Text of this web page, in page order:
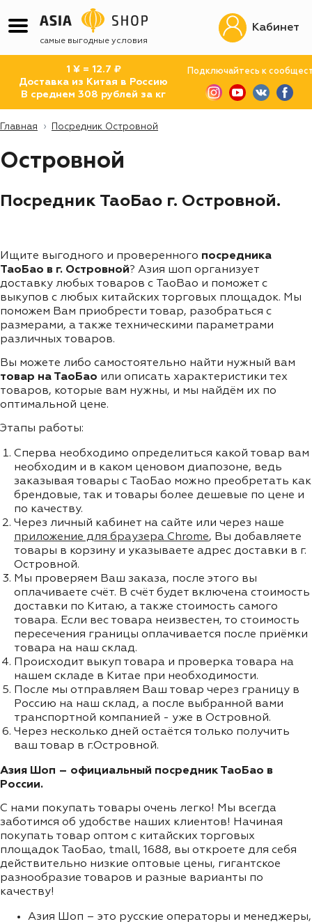
самые выгодные условия
1 ¥ = 12.7 ₽
Доставка из Китая в Россию
В среднем 308 рублей за кг
Подключайтесь к
Кабинет
Главная Посредник Островной
Островной
Посредник ТаоБао г. Островной.
Ищите выгодного и проверенного посредника
ТаоБао в г. Островной? Азия шоп организует
доставку любых товаров с TaoBao и поможет с
выкупов с любых китайских торговых площадок. Мы
поможем Вам приобрести товар, разобраться с
размерами, а также техническими параметрами
различных товаров.
Вы можете либо самостоятельно найти нужный вам
товар на ТаоБао или описать характеристики тех
товаров, которые вам нужны, и мы найдём их по
оптимальной цене.
Этапы работы:
Сперва необходимо определиться какой товар вам
необходим и в каком ценовом диапозоне, ведь
заказывая товары с ТаоБао можно преобретать как
брендовые, так и товары более дешевые по цене и
по качеству.
Через личный кабинет на сайте или через наше
приложение для браузера Chrome, Вы добавляете
товары в корзину и указываете адрес доставки в г.
Островной.
Мы проверяем Ваш заказа, после этого вы
оплачиваете счёт. В счёт будет включена стоимость
доставки по Китаю, а также стоимость самого
товара. Если вес товара неизвестен, то стоимость
пересечения границы оплачивается после приёмки
товара на наш склад.
Происходит выкуп товара и проверка товара на
нашем складе в Китае при необходимости.
После мы отправляем Ваш товар через границу в
Россию на наш склад, а после выбранной вами
транспортной компанией - уже в Островной.
Через несколько дней остаётся только получить
ваш товар в г.Островной.
Азия Шоп – официальный посредник ТаоБао в
России.
С нами покупать товары очень легко! Мы всегда
заботимся об удобстве наших клиентов! Начиная
покупать товар оптом с китайских торговых
площадок ТаоБао, tmall, 1688, вы откроете для себя
действительно низкие оптовые цены, гигантское
разнообразие товаров и разные варианты по
качеству!
Азия Шоп – это русские операторы и менеджеры,